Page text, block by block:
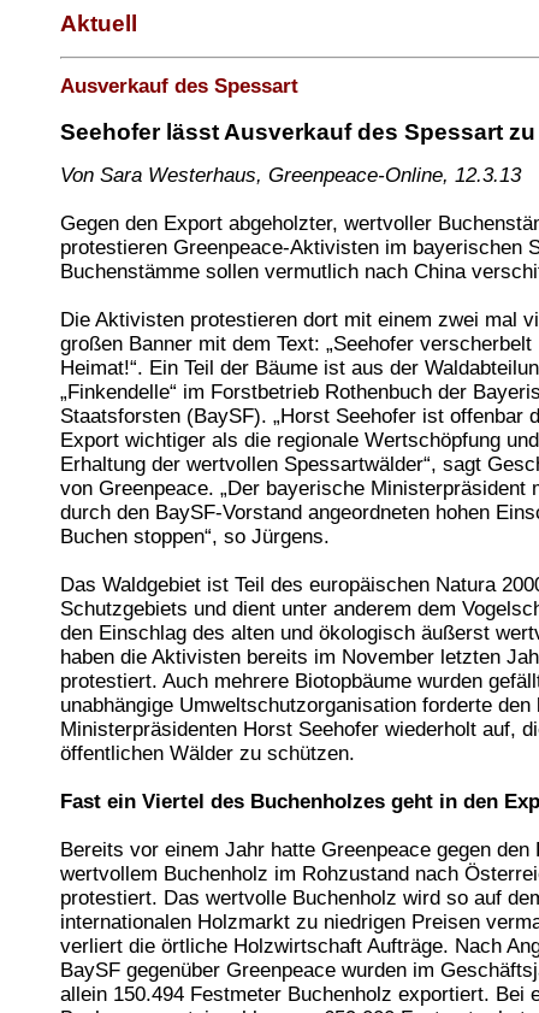
Aktuell
Ausverkauf des Spessart
Seehofer lässt Ausverkauf des Spessart zu
Von Sara Westerhaus, Greenpeace-Online, 12.3.13
Gegen den Export abgeholzter, wertvoller
protestieren Greenpeace-Aktivisten im bayerischen
Buchenstämme sollen vermutlich nach China
Die Aktivisten protestieren dort mit einem zwei mal
großen Banner mit dem Text: „Seehofer verscherbelt
Heimat!“. Ein Teil der Bäume ist aus der
„Finkendelle“ im Forstbetrieb Rothenbuch der
Staatsforsten (BaySF). „Horst Seehofer ist offenbar
Export wichtiger als die regionale Wertschöpfung
Erhaltung der wertvollen Spessartwälder“, sagt
von Greenpeace. „Der bayerische Ministerpräsident
durch den BaySF-Vorstand angeordneten hohen
Buchen stoppen“, so Jürgens.
Das Waldgebiet ist Teil des europäischen Natura
Schutzgebiets und dient unter anderem dem
den Einschlag des alten und ökologisch äußerst
haben die Aktivisten bereits im November letzten
protestiert. Auch mehrere Biotopbäume wurden
unabhängige Umweltschutzorganisation forderte den
Ministerpräsidenten Horst Seehofer wiederholt auf,
öffentlichen Wälder zu schützen.
Fast ein Viertel des Buchenholzes geht in den
Bereits vor einem Jahr hatte Greenpeace gegen den
wertvollem Buchenholz im Rohzustand nach
protestiert. Das wertvolle Buchenholz wird so auf
internationalen Holzmarkt zu niedrigen Preisen
verliert die örtliche Holzwirtschaft Aufträge. Nach
BaySF gegenüber Greenpeace wurden im
allein 150.494 Festmeter Buchenholz exportiert. Bei